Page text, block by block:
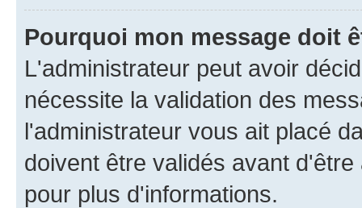
Pourquoi mon message doit
L'administrateur peut avoir
nécessite la validation des
l'administrateur vous ait placé
doivent être validés avant
pour plus d'informations.